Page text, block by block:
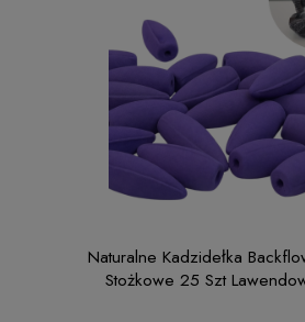
Naturalne Kadzidełka
Stożkowe 25 Szt